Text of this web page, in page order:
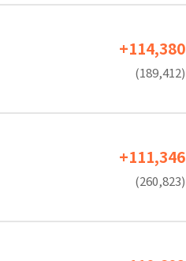
+114,380
(189,412)
+111,346
(260,823)